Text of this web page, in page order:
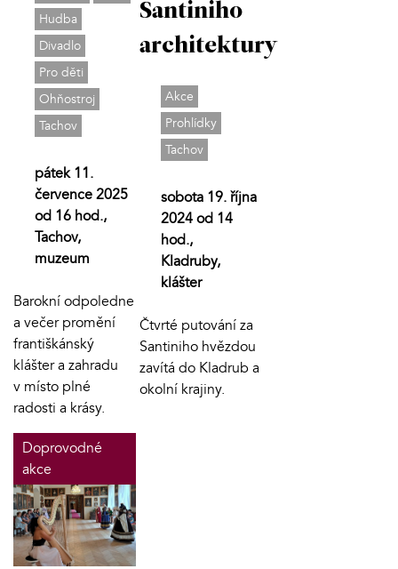
Hudba
Divadlo
Pro děti
Ohňostroj
Tachov
pátek 11.
července 2025
od 16 hod.,
Tachov,
muzeum
Barokní odpoledne
a večer promění
františkánský
klášter a zahradu
v místo plné
radosti a krásy.
Santiniho
architektury
Akce
Prohlídky
Tachov
sobota 19. října
2024 od 14
hod.,
Kladruby,
klášter
Čtvrté putování za
Santiniho hvězdou
zavítá do Kladrub a
okolní krajiny.
Doprovodné
akce